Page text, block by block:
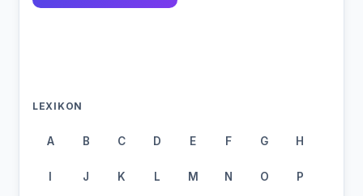
LEXIKON
A B C D E F G H
I J K L M N O P